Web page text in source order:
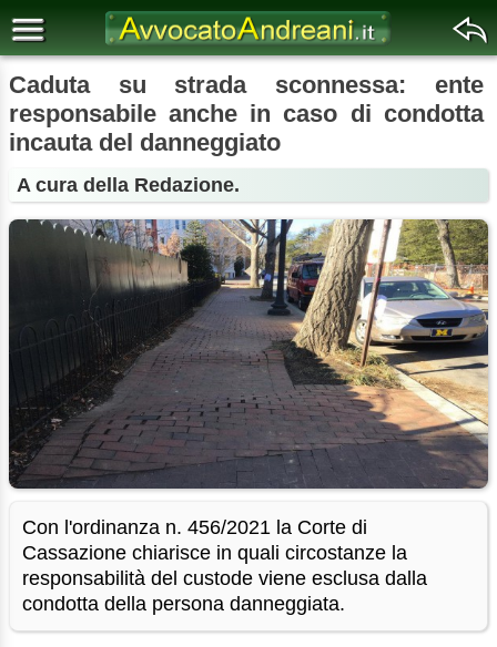
Caduta su strada sconnessa: ente
responsabile anche in caso di condotta
incauta del danneggiato
A cura della Redazione.
Con l'ordinanza n. 456/2021 la Corte di
Cassazione chiarisce in quali circostanze la
responsabilità del custode viene esclusa dalla
condotta della persona danneggiata.